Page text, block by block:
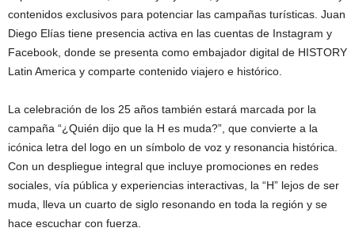
contenidos exclusivos para potenciar las campañas turísticas. Juan
Diego Elías tiene presencia activa en las cuentas de Instagram y
Facebook, donde se presenta como embajador digital de HISTORY
Latin America y comparte contenido viajero e histórico.
La celebración de los 25 años también estará marcada por la
campaña “¿Quién dijo que la H es muda?”, que convierte a la
icónica letra del logo en un símbolo de voz y resonancia histórica.
Con un despliegue integral que incluye promociones en redes
sociales, vía pública y experiencias interactivas, la “H” lejos de ser
muda, lleva un cuarto de siglo resonando en toda la región y se
hace escuchar con fuerza.